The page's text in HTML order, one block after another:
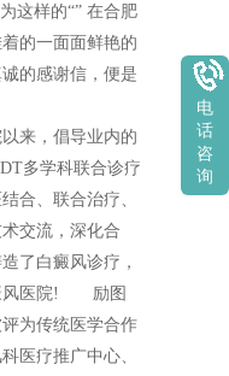
这样的“” 在合肥
的一面面鲜艳的
的感谢信，便是
来，倡导业内的
多学科联合诊疗
合、联合治疗、
交流，深化合
了白癜风诊疗，
风医院! 励图
为传统医学合作
医疗推广中心、
电
话
咨
询